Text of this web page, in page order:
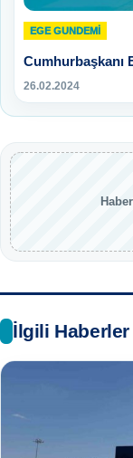
EGE GUNDEMİ
Cumhurbaşkanı
26.02.2024
İlgili Haberler